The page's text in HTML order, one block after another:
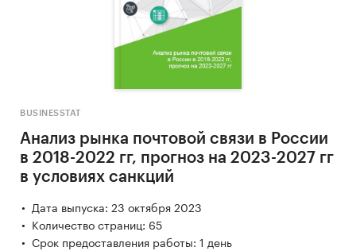
BUSINESSTAT
Анализ рынка почтовой связи в России
в 2018-2022 гг, прогноз на 2023-2027 гг
в условиях санкций
Дата выпуска: 23 октября 2023
Количество страниц: 65
Срок предоставления работы: 1 день